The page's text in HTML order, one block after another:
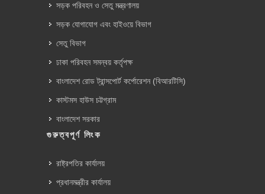
সড়ক পরিবহন ও সেতু মন্ত্রণালয়
সড়ক যোগাযোগ এবং হাইওয়ে বিভাগ
সেতু বিভাগ
ঢাকা পরিবহন সমন্বয় কর্তৃপক্ষ
বাংলাদেশ রোড ট্রান্সপোর্ট কর্পোরেশন (বিআরটিসি)
কাস্টমস হাউস চট্টগ্রাম
বাংলাদেশ সরকার
গুরুত্বপূর্ণ লিংক
রাষ্ট্রপতির কার্যালয়
প্রধানমন্ত্রীর কার্যালয়